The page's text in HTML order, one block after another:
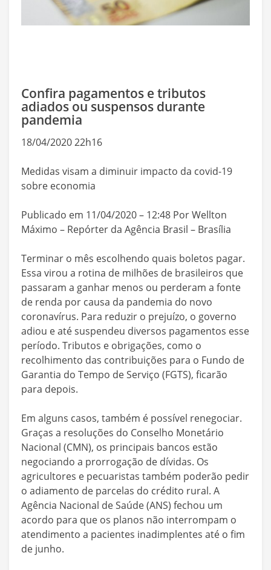
Confira pagamentos e tributos
adiados ou suspensos durante
pandemia
18/04/2020 22h16
Medidas visam a diminuir impacto da covid-19
sobre economia
Publicado em 11/04/2020 – 12:48 Por Wellton
Máximo – Repórter da Agência Brasil – Brasília
Terminar o mês escolhendo quais boletos pagar.
Essa virou a rotina de milhões de brasileiros que
passaram a ganhar menos ou perderam a fonte
de renda por causa da pandemia do novo
coronavírus. Para reduzir o prejuízo, o governo
adiou e até suspendeu diversos pagamentos esse
período. Tributos e obrigações, como o
recolhimento das contribuições para o Fundo de
Garantia do Tempo de Serviço (FGTS), ficarão
para depois.
Em alguns casos, também é possível renegociar.
Graças a resoluções do Conselho Monetário
Nacional (CMN), os principais bancos estão
negociando a prorrogação de dívidas. Os
agricultores e pecuaristas também poderão pedir
o adiamento de parcelas do crédito rural. A
Agência Nacional de Saúde (ANS) fechou um
acordo para que os planos não interrompam o
atendimento a pacientes inadimplentes até o fim
de junho.